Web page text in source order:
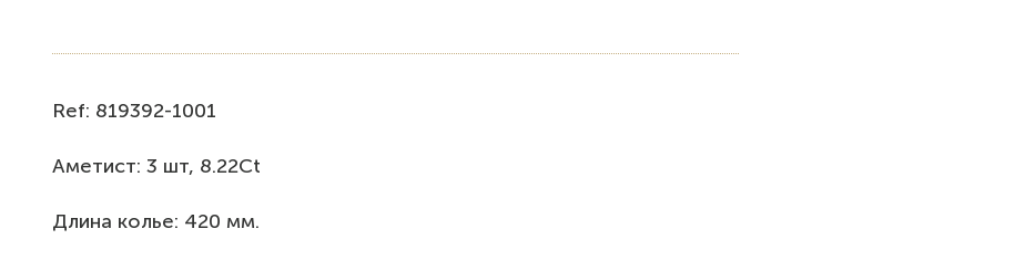
Ref: 819392-1001
Аметист: 3 шт, 8.22Ct
Длина колье: 420 мм.